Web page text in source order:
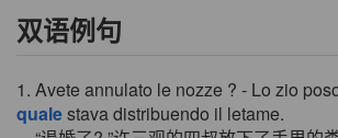
双语例句
1. Avete annulato le nozze ? - Lo zio
qualestava distribuendo il letame.